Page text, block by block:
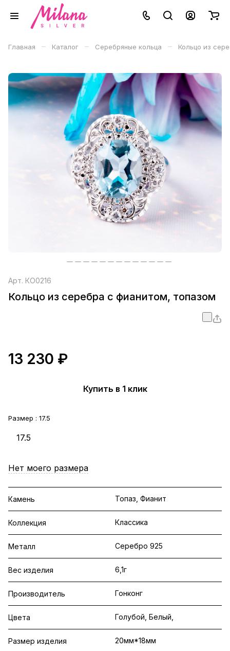
Главная – Каталог – Серебряные кольца – Кольцо из
Арт. КО0216
Кольцо из серебра с фианитом, топазом
13 230 ₽
Купить в 1 клик
Размер : 17.5
17.5
Нет моего размера
Камень Топаз, Фианит
Коллекция Классика
Металл Серебро 925
Вес изделия 6,1г
Производитель Гонконг
Цвета Голубой, Белый,
Размер изделия 20мм*18мм